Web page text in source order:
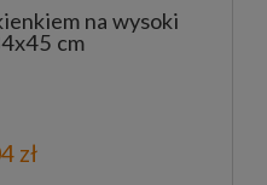
na wysoki
cm
zł